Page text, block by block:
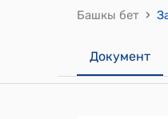
Башкы бет ›
Документ